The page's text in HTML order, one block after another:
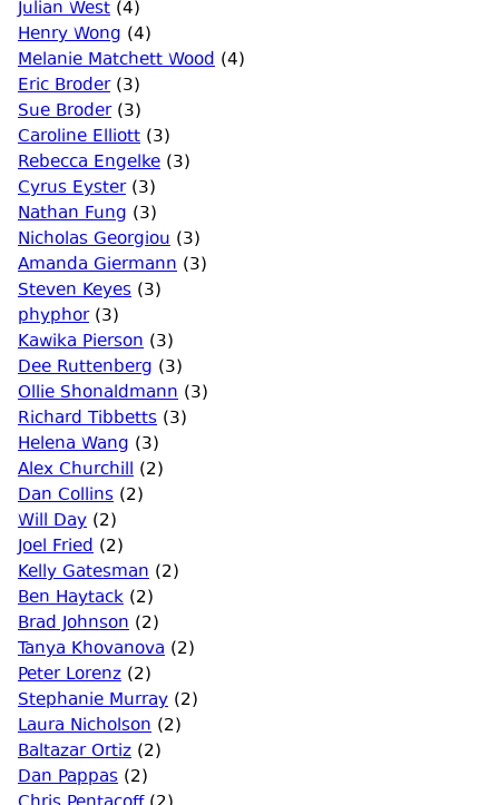
Julian West (4)
Henry Wong (4)
Melanie Matchett Wood (4)
Eric Broder(3)
Sue Broder(3)
Caroline Elliott (3)
Rebecca Engelke (3)
Cyrus Eyster(3)
Nathan Fung (3)
Nicholas Georgiou (3)
Amanda Giermann (3)
Steven Keyes (3)
phyphor(3)
Kawika Pierson (3)
Dee Ruttenberg (3)
Ollie Shonaldmann (3)
Richard Tibbetts (3)
Helena Wang (3)
Alex Churchill (2)
Dan Collins (2)
Will Day (2)
Joel Fried (2)
Kelly Gatesman (2)
Ben Haytack (2)
Brad Johnson (2)
Tanya Khovanova (2)
Peter Lorenz (2)
Stephanie Murray (2)
Laura Nicholson (2)
Baltazar Ortiz (2)
Dan Pappas (2)